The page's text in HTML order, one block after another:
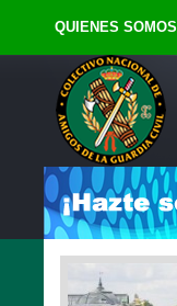
QUIENES SOMOS